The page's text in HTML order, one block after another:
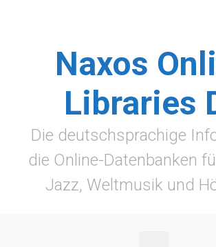
Naxos
Libraries
Die deutschsprachige
die Online-Datenbanken
Jazz, Weltmusik und